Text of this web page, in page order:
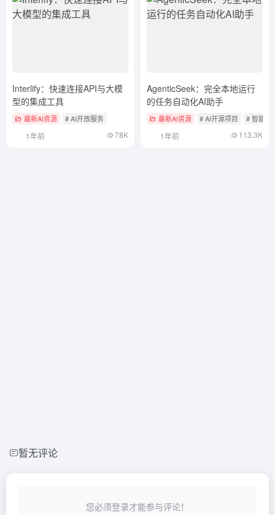
Interlify：快速连接API与大模
型的集成工具
最新AI资源 # AI开放服务
1年前 78K
AgenticSeek：完全本地运行
的任务自动化AI助手
最新AI资源 # AI开源项目 # 智能体
1年前 113.3K
暂无评论
您必须登录才能参与评论！